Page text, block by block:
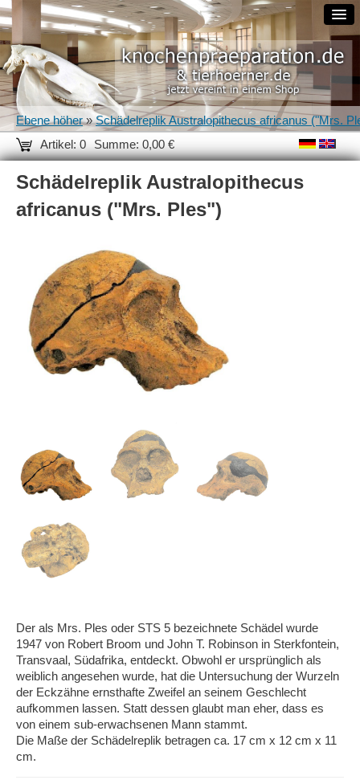
Artikel: 0 Summe: 0,00 €
Ebene höher»Schädelreplik Australopithecus africanus ("Mrs.
Schädelreplik Australopithecus
africanus ("Mrs. Ples")
Der als Mrs. Ples oder STS 5 bezeichnete Schädel wurde
1947 von Robert Broom und John T. Robinson in Sterkfontein,
Transvaal, Südafrika, entdeckt. Obwohl er ursprünglich als
weiblich angesehen wurde, hat die Untersuchung der Wurzeln
der Eckzähne ernsthafte Zweifel an seinem Geschlecht
aufkommen lassen. Statt dessen glaubt man eher, dass es
von einem sub-erwachsenen Mann stammt.
Die Maße der Schädelreplik betragen ca. 17 cm x 12 cm x 11
cm.